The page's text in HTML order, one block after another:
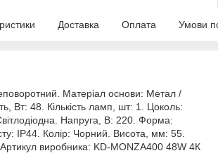
Доставка Оплата Умови
Матеріал основи: Метал /
Вт: 48. Кількість ламп, шт: 1. Цоколь:
Напруга, В: 220. Форма:
IP44. Колір: Чорний. Висота, мм: 55.
виробника: KD-MONZA400 48W 4К